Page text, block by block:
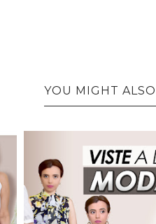
YOU MIGHT